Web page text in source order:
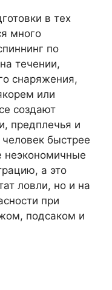
в тех
много
по
течении,
снаряжения,
или
создают
предплечья и
быстрее
неэкономичные
а это
ловли, но и на
при
подсаком и